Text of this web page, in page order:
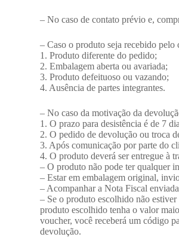
– No caso de contato prévio e,
– Caso o produto seja recebido
1. Produto diferente do pedido;
2. Embalagem aberta ou avariada;
3. Produto defeituoso ou vazando;
4. Ausência de partes integrantes.
– No caso da motivação da
1. O prazo para desistência é de 7
2. O pedido de devolução ou troca
3. Após comunicação por parte do
4. O produto deverá ser entregue à
– O produto não pode ter qualquer
– Estar em embalagem original,
– Acompanhar a Nota Fiscal
– Se o produto escolhido não
produto escolhido tenha o valor
voucher, você receberá um código
devolução.